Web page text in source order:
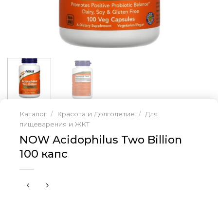
Каталог / Красота и Долголетие / Для
пищеварения и ЖКТ
NOW Acidophilus Two Billion
100 капс